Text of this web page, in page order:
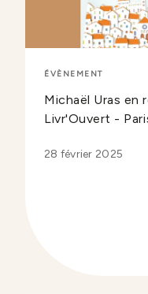
ÉVÈNEMENT
Michaël Uras en
Livr'Ouvert -
28 février 2025